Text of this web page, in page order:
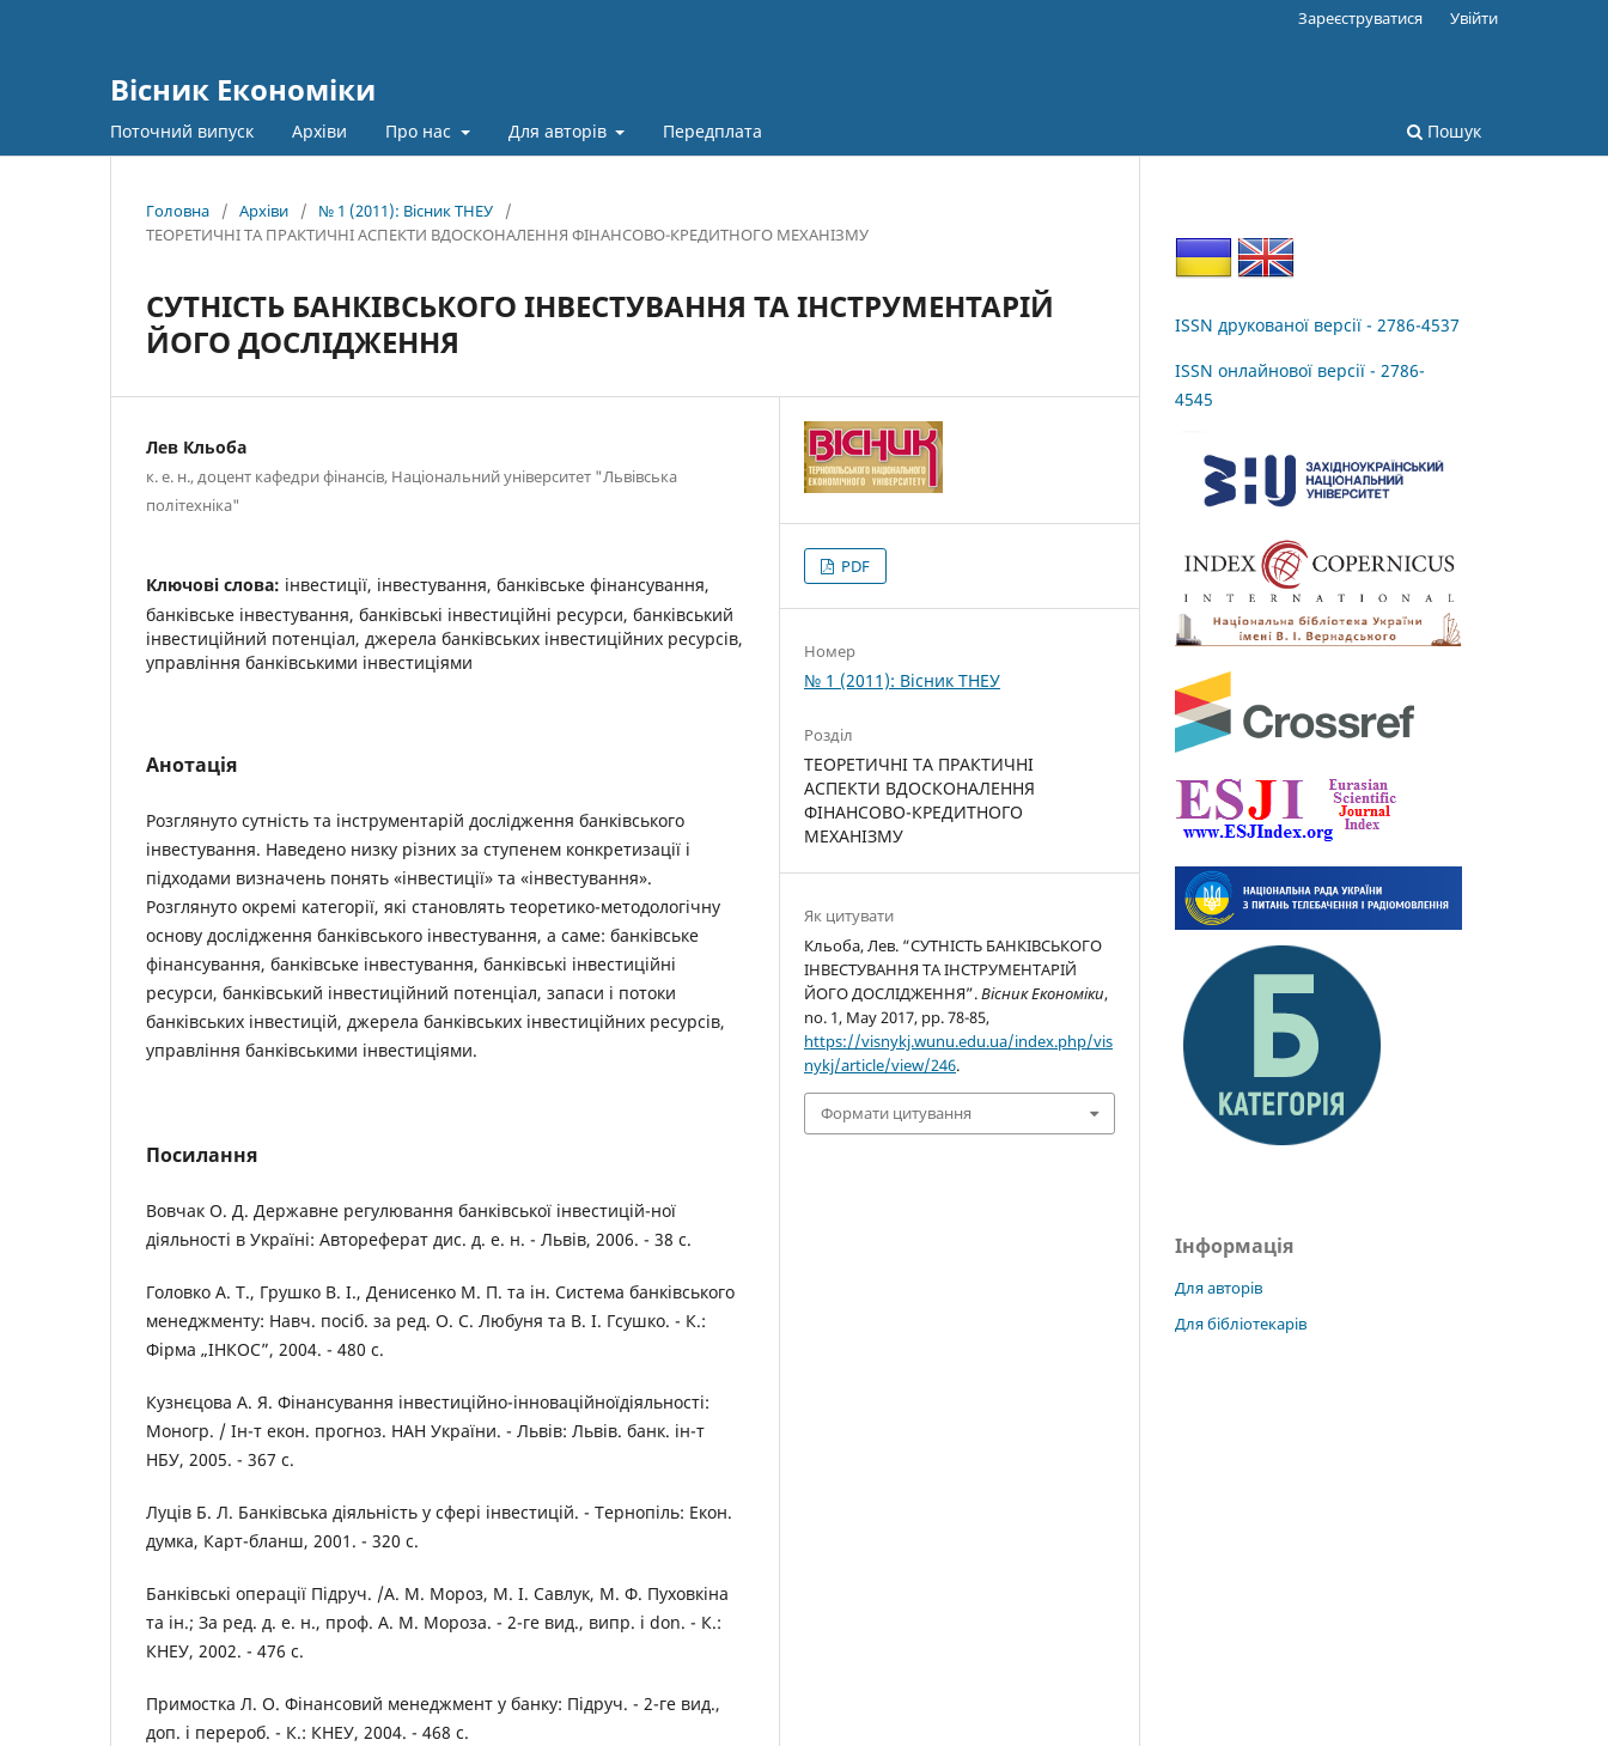
Вісник Економіки
Поточний випуск Архіви Про нас Для авторів Передплата Пошук
Зареєструватися Увійти
Головна / Архіви / № 1 (2011): Вісник ТНЕУ
/
ТЕОРЕТИЧНІ ТА ПРАКТИЧНІ АСПЕКТИ ВДОСКОНАЛЕННЯ ФІНАНСОВО-КРЕДИТНОГО МЕХАНІЗМУ
СУТНІСТЬ БАНКІВСЬКОГО ІНВЕСТУВАННЯ ТА ІНСТРУМЕНТАРІЙ
ЙОГО ДОСЛІДЖЕННЯ
Лев Кльоба
к. е. н., доцент кафедри фінансів, Національний університет "Львівська
політехніка"
Ключові слова: інвестиції, інвестування, банківське фінансування,
банківське інвестування, банківські інвестиційні ресурси, банківський
інвестиційний потенціал, джерела банківських інвестиційних ресурсів,
управління банківськими інвестиціями
Анотація
Розглянуто сутність та інструментарій дослідження банківського
інвестування. Наведено низку різних за ступенем конкретизації і
підходами визначень понять «інвестиції» та «інвестування».
Розглянуто окремі категорії, які становлять теоретико-методологічну
основу дослідження банківського інвестування, а саме: банківське
фінансування, банківське інвестування, банківські інвестиційні
ресурси, банківський інвестиційний потенціал, запаси і потоки
банківських інвестицій, джерела банківських інвестиційних ресурсів,
управління банківськими інвестиціями.
Посилання
Вовчак О. Д. Державне регулювання банківської інвестицій-ної
діяльності в Україні: Автореферат дис. д. е. н. - Львів, 2006. - 38 с.
Головко A. T., Грушко В. І., Денисенко М. П. та ін. Система банківського
менеджменту: Навч. посіб. за ред. О. С. Любуня та В. І. Гсушко. - К.:
Фірма „ІНКОС”, 2004. - 480 с.
Кузнєцова А. Я. Фінансування інвестиційно-інноваційноїдіяльності:
Моногр. / Ін-т екон. прогноз. НАН України. - Львів: Львів. банк. ін-т
НБУ, 2005. - 367 с.
Луців Б. Л. Банківська діяльність у сфері інвестицій. - Тернопіль: Екон.
думка, Карт-бланш, 2001. - 320 с.
Банківські операції Підруч. /А. М. Мороз, М. І. Савлук, М. Ф. Пуховкіна
та ін.; За ред. д. е. н., проф. А. М. Мороза. - 2-ге вид., випр. і don. - К.:
КНЕУ, 2002. - 476 с.
Примостка Л. О. Фінансовий менеджмент у банку: Підруч. - 2-ге вид.,
доп. і перероб. - К.: КНЕУ, 2004. - 468 с.
PDF
Номер
№ 1 (2011): Вісник ТНЕУ
Розділ
ТЕОРЕТИЧНІ ТА ПРАКТИЧНІ
АСПЕКТИ ВДОСКОНАЛЕННЯ
ФІНАНСОВО-КРЕДИТНОГО
МЕХАНІЗМУ
Як цитувати
Кльоба, Лев. “СУТНІСТЬ БАНКІВСЬКОГО
ІНВЕСТУВАННЯ ТА ІНСТРУМЕНТАРІЙ
ЙОГО ДОСЛІДЖЕННЯ”.Вісник Економіки,
no. 1, May 2017, pp. 78-85,
https://visnykj.wunu.edu.ua/index.php/vis
nykj/article/view/246.
Формати цитування
ISSN друкованої версії - 2786-4537
ISSN онлайнової версії - 2786-
4545
Інформація
Для авторів
Для бібліотекарів